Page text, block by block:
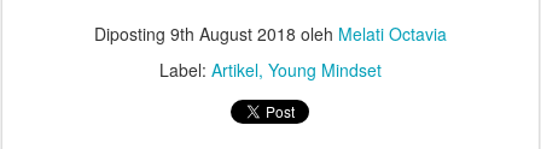
Diposting 9th August 2018 oleh Melati Octavia
Label: Artikel Young Mindset